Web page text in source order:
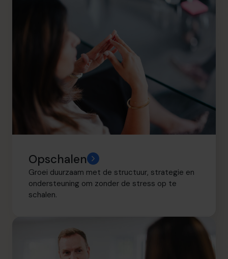
Opschalen
Groei duurzaam met de structuur, strategie en
ondersteuning om zonder de stress op te
schalen.